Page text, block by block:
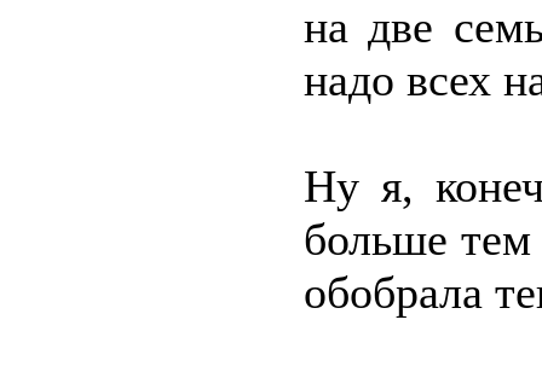
на две
надо всех
Ну я,
больше тем
обобрала